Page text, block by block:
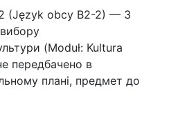
(Język obcy B2-2) — 3
(Moduł: Kultura
передбачено в
плані, предмет до